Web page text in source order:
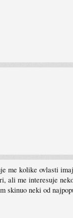
me kolike ovlasti
ali me interesuje
skinuo neki od